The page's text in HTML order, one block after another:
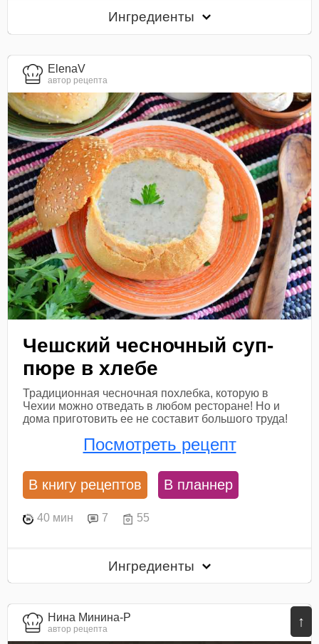
↑
Ингредиенты
ElenaV
автор рецепта
Чешский чесночный суп-
пюре в хлебе
Традиционная чесночная похлебка, которую в
Чехии можно отведать в любом ресторане! Но и
дома приготовить ее не составит большого труда!
Посмотреть рецепт
В книгу рецептов В планнер
40 мин 7 55
Ингредиенты
Нина Минина-Р
автор рецепта